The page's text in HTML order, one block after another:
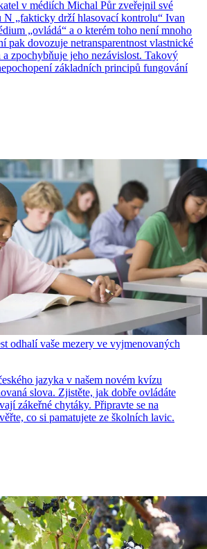
v médiích Michal Půr zveřejnil své
N „fakticky drží hlasovací kontrolu“ Ivan
„ovládá“ a o kterém toho není mnoho
pak dovozuje netransparentnost vlastnické
zpochybňuje jeho nezávislost. Takový
základních principů fungování
odhalí vaše mezery ve vyjmenovaných
jazyka v našem novém kvízu
slova. Zjistěte, jak dobře ovládáte
zákeřné chytáky. Připravte se na
co si pamatujete ze školních lavic.